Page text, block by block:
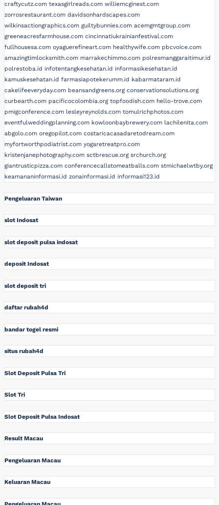
craftycutz.com texasgirlreads.com williemcginest.com
zorrosrestaurant.com davidsonhardscapes.com
wilkinsactiongraphics.com guiltybunnies.com acemgmtgroup.com
greeneacresfarmhouse.com cincinnatiukrainianfestival.com
fullhousesa.com oyaguerefineart.com healthywife.com pbcvoice.com
amazingtimlocksmith.com marrakechimmo.com polresmanggaraitimur.id
polrestoba.id infotentangkesehatan.id informasikesehatan.id
kamuskesehatan.id farmasiapotekerumm.id kabarmataram.id
cakelifeeveryday.com beansandgreens.org conservationsolutions.org
curbearth.com pacificocolombia.org topfoodish.com hello-trove.com
pmigconference.com lesleyreynolds.com tomulrichphotos.com
eventfulweddingplanning.com kowloonbaybrewery.com lachilenita.com
abgolo.com oregopilot.com costaricacasadaretodream.com
myfortworthpodiatrist.com yogaretreatpro.com
kristenjanephotography.com sctbrescue.org srchurch.org
giantrusticpizza.com conferencecallstomeatballs.com stmichaelwtby.org
keamananinformasi.id zonainformasi.id informasi123.id
Pengeluaran Taiwan
slot Indosat
slot deposit pulsa indosat
deposit Indosat
slot deposit tri
daftar rubah4d
bandar togel resmi
situs rubah4d
Slot Deposit Pulsa Tri
Slot Tri
Slot Deposit Pulsa Indosat
Result Macau
Pengeluaran Macau
Keluaran Macau